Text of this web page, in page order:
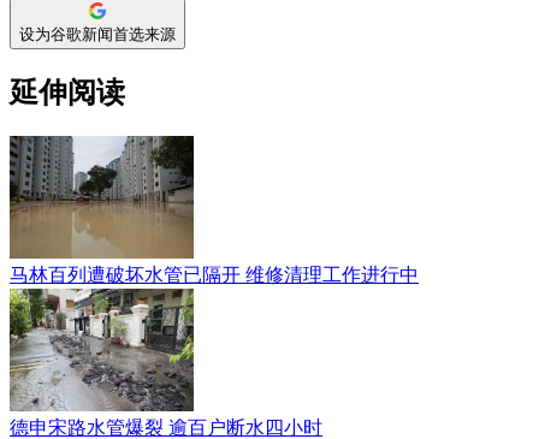
设为谷歌新闻首选来源
延伸阅读
马林百列遭破坏水管已隔开 维修清理工作进行中
德申宋路水管爆裂 逾百户断水四小时